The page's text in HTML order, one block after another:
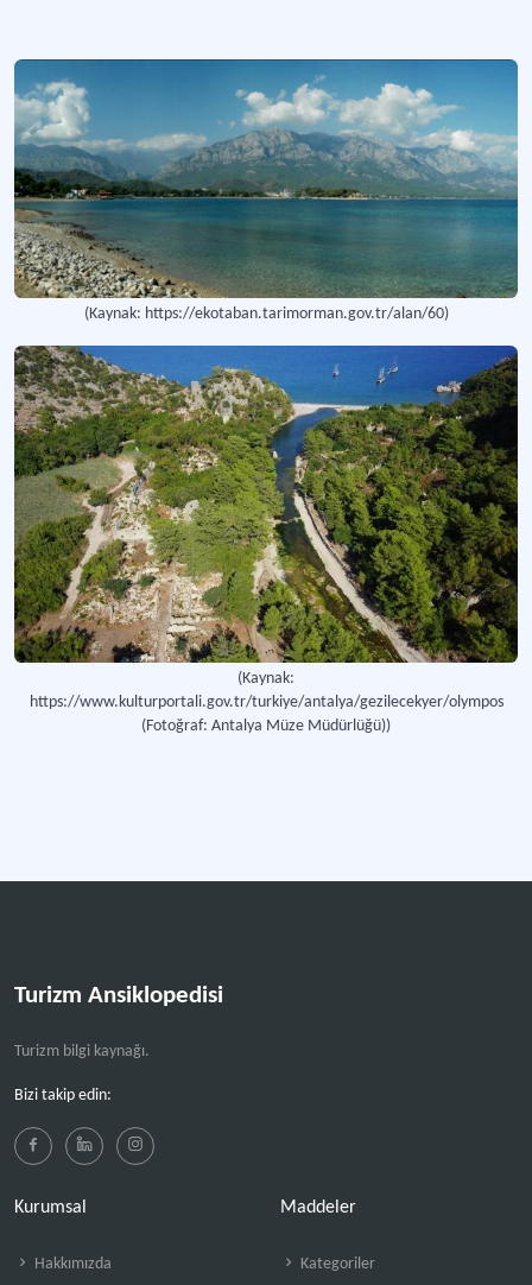
(Kaynak: https://ekotaban.tarimorman.gov.tr/alan/60)
(Kaynak:
https://www.kulturportali.gov.tr/turkiye/antalya/gezilecekyer/olympos
(Fotoğraf: Antalya Müze Müdürlüğü))
Turizm Ansiklopedisi
Turizm bilgi kaynağı.
Bizi takip edin:
Kurumsal
Hakkımızda
Maddeler
Kategoriler